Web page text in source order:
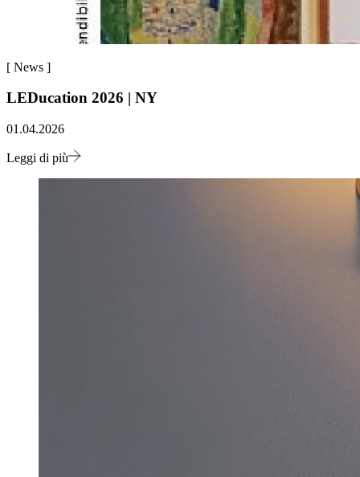
[ News ]
LEDucation 2026 | NY
01.04.2026
Leggi di più